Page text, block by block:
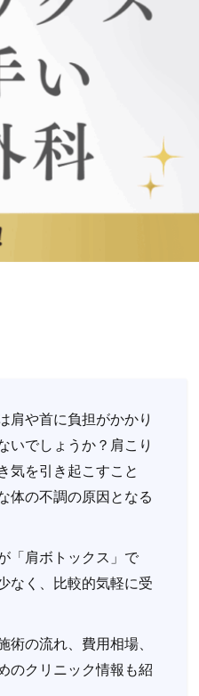
肩や首に負担がかかり
いでしょうか？肩こり
気を引き起こすこと
体の不調の原因となる
「肩ボトックス」で
なく、比較的気軽に受
術の流れ、費用相場、
のクリニック情報も紹